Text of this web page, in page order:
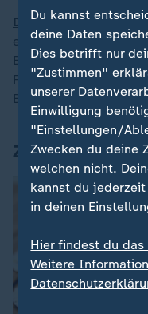
Deutsche
eine Niederlage hätte
Basketballer ziehen
Finnland gewinnen
B.
Zahl des Tages
Du kannst
deine Daten
Dies betrifft nur
"Zustimmen"
unserer
Einwilligung
"Einstellungen/
Zwecken du deine
welchen nicht.
kannst du
in deinen
Hier findest du
Weitere